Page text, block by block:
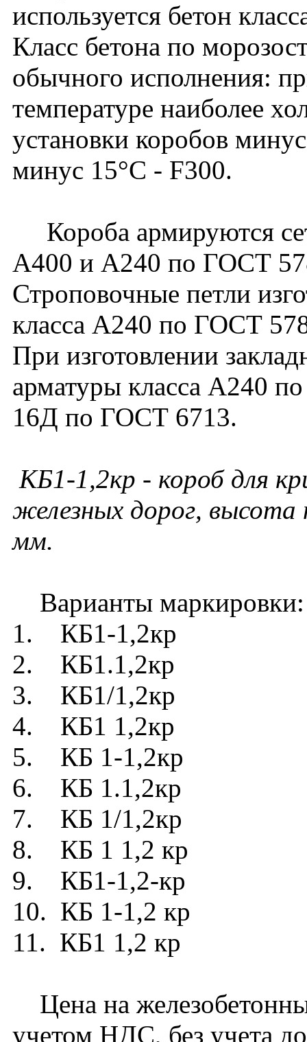
используется бетон
Класс бетона по
обычного исполнения:
температуре наиболее
установки коробов
минус 15°С - F300.
Короба армируются
А400 и А240 по ГОСТ
Строповочные петли
класса А240 по ГОСТ
При изготовлении
арматуры класса А240
16Д по ГОСТ 6713.
КБ1-1,2кр - короб для
железных дорог,
мм.
Варианты маркировки:
1. КБ1-1,2кр
2. КБ1.1,2кр
3. КБ1/1,2кр
4. КБ1 1,2кр
5. КБ 1-1,2кр
6. КБ 1.1,2кр
7. КБ 1/1,2кр
8. КБ 1 1,2 кр
9. КБ1-1,2-кр
10. КБ 1-1,2 кр
11. КБ1 1,2 кр
Цена на
учетом НДС, без учета